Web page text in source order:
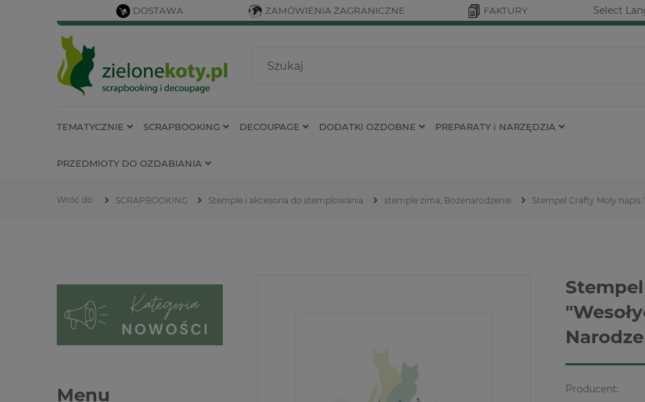
DOSTAWA ZAMÓWIENIA ZAGRANICZNE FAKTURY Select
TEMATYCZNIE SCRAPBOOKING DECOUPAGE DODATKI OZDOBNE PREPARATY i NARZĘDZIA
PRZEDMIOTY DO OZDABIANIA
SCRAPBOOKING Stemple i akcesoria do stemplowania stemple zima, Bożenarodzenie Stempel Crafty Moly napis
Menu Producent: